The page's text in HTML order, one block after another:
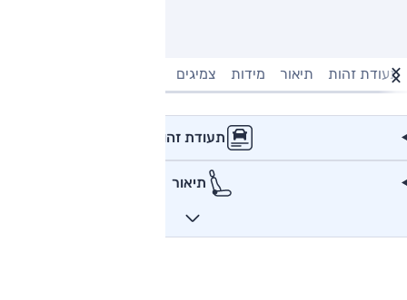
תעודת זהות תיאור מידות צמיגים
תעודת זהות
תיאור